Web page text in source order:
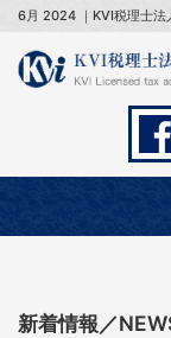
6月 2024 ｜KVI税理士法
新着情報／